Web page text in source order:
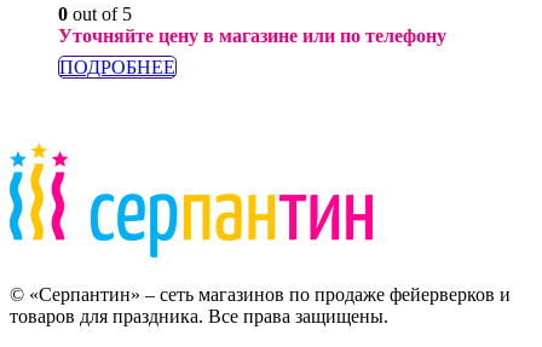
0 out of 5
Уточняйте цену в магазине или по телефону
ПОДРОБНЕЕ
© «Серпантин» – сеть магазинов по продаже фейерверков и
товаров для праздника. Все права защищены.